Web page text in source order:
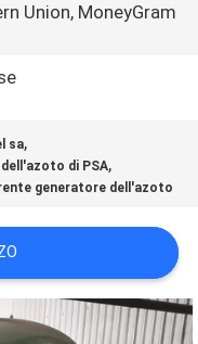
Union, MoneyGram
sa,
di PSA,
generatore dell'azoto